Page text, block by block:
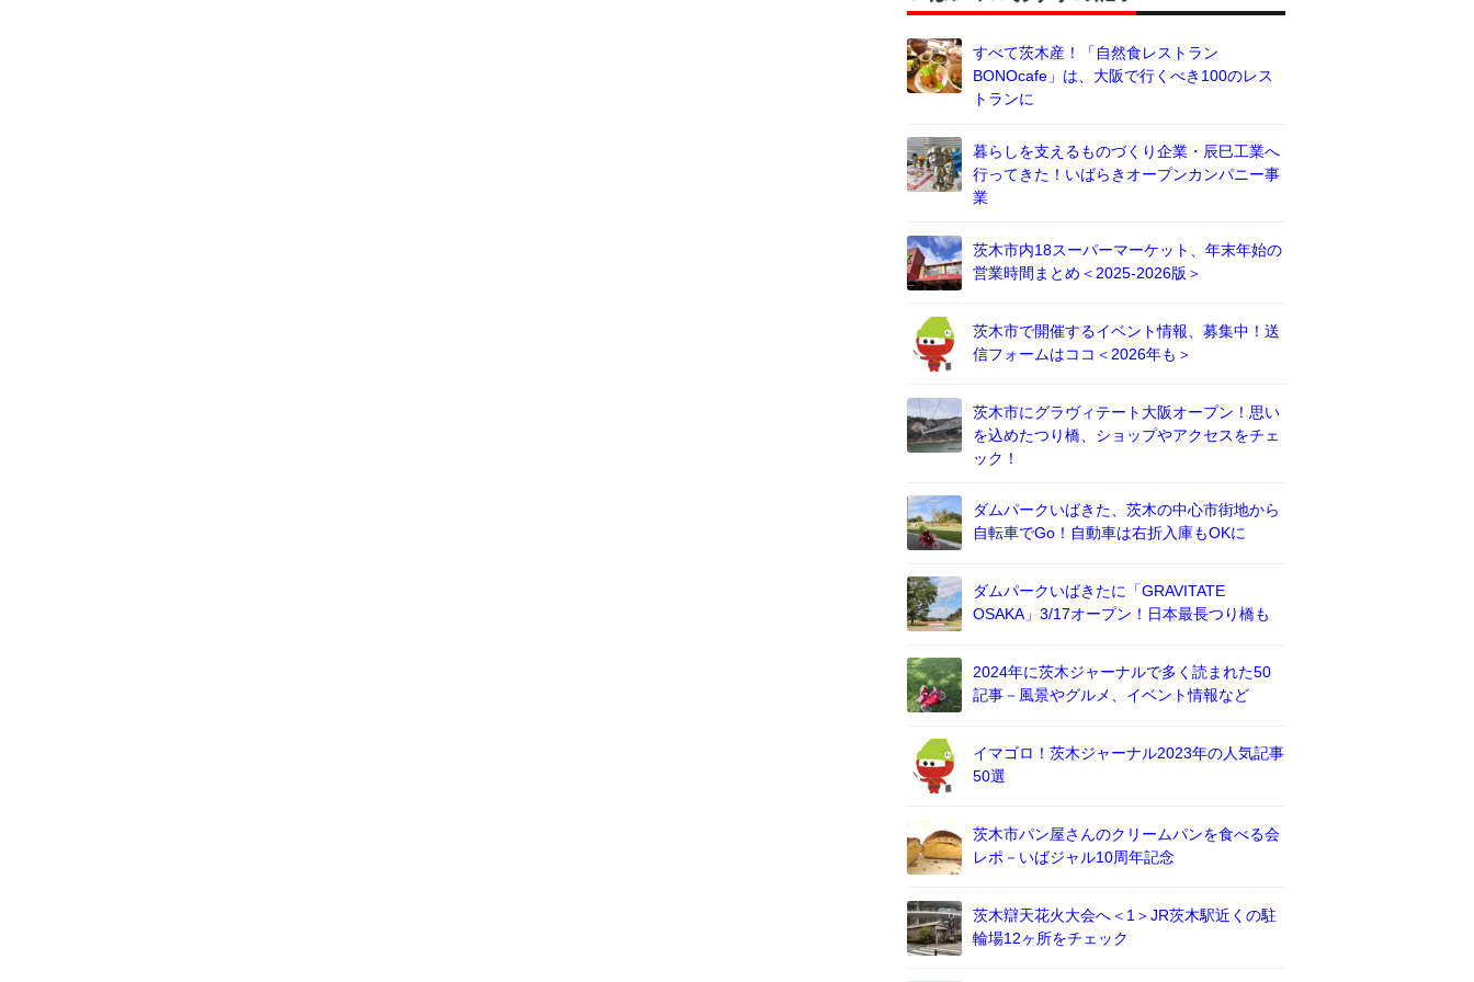
すべて茨木産！「自然食レストラン
BONOcafe」は、大阪で行くべき100のレス
トランに
暮らしを支えるものづくり企業・辰巳工業へ
行ってきた！いばらきオープンカンパニー事
業
茨木市内18スーパーマーケット、年末年始の
営業時間まとめ＜2025-2026版＞
茨木市で開催するイベント情報、募集中！送
信フォームはココ＜2026年も＞
茨木市にグラヴィテート大阪オープン！思い
を込めたつり橋、ショップやアクセスをチェ
ック！
ダムパークいばきた、茨木の中心市街地から
自転車でGo！自動車は右折入庫もOKに
ダムパークいばきたに「GRAVITATE
OSAKA」3/17オープン！日本最長つり橋も
2024年に茨木ジャーナルで多く読まれた50
記事－風景やグルメ、イベント情報など
イマゴロ！茨木ジャーナル2023年の人気記事
50選
茨木市パン屋さんのクリームパンを食べる会
レポ－いばジャル10周年記念
茨木辯天花火大会へ＜1＞JR茨木駅近くの駐
輪場12ヶ所をチェック